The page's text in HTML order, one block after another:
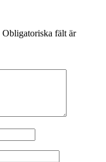
Obligatoriska fält är